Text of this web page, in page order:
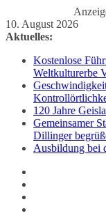
Zum
Inhalt
10. August 2026
Aktuelles:
Kostenlose
Weltkulturerbe
120 Jahre
Gemeinsamer
Dillinger
Ausbildung bei